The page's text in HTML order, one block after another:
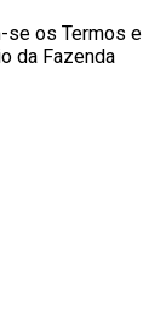
se os Termos e
da Fazenda